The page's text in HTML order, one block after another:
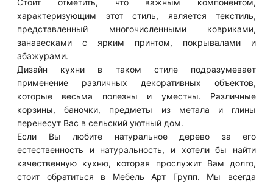
характеризующим этот стиль, является текстиль,
представленный многочисленными ковриками,
занавесками с ярким принтом, покрывалами и
абажурами.
Дизайн кухни в таком стиле подразумевает
применение различных декоративных объектов,
которые весьма полезны и уместны. Различные
корзины, баночки, предметы из метала и глины
перенесут Вас в сельский уютный дом.
Если Вы любите натуральное дерево за его
естественность и натуральность, и хотели бы найти
качественную кухню, которая прослужит Вам долго,
стоит обратиться в Мебель Арт Групп. Мы всегда